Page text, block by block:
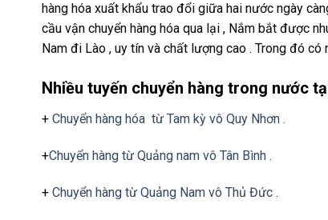
hàng hóa xuất khẩu trao đổi giữa hai nước ngày
cầu vận chuyển hàng hóa qua lại , Nắm bắt được
Nam đi Lào , uy tín và chất lượng cao . Trong đó có
Nhiều tuyến chuyển hàng trong nước
+ Chuyển hàng hóa từ Tam kỳ vô Quy Nhơn .
+Chuyển hàng từ Quảng nam vô Tân Bình .
+ Chuyển hàng từ Quảng Nam vô Thủ Đức .